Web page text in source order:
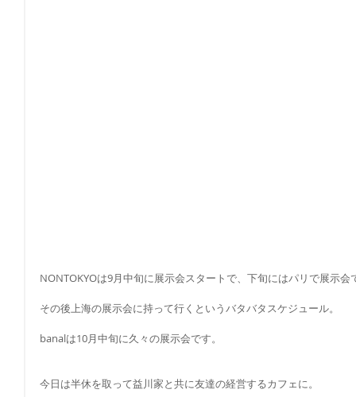
NONTOKYOは9月中旬に展示会スタートで、下旬にはパリで展示会
その後上海の展示会に持って行くというバタバタスケジュール。
banalは10月中旬に久々の展示会です。
今日は半休を取って益川家と共に友達の経営するカフェに。